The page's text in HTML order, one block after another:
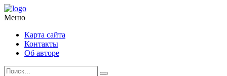
Меню
Карта сайта
Контакты
Об авторе